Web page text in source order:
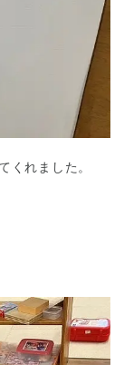
くれました。